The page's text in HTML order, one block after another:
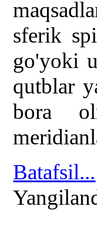
sferik
go'yoki
qutblar
bora
Batafsil...